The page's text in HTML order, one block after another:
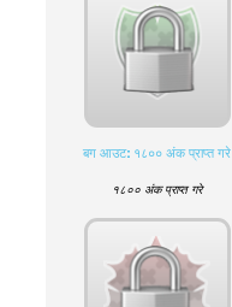
बग आउट: १८०० अंक प्राप्त गरे
१८०० अंक प्राप्त गरे